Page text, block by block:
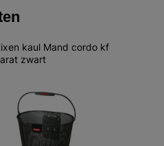
kaul Mand cordo kf
zwart